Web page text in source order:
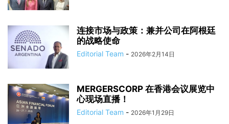
连接市场与政策：兼并公司在阿根廷
的战略使命
Editorial Team - 2026年2月14日
MERGERSCORP 在香港会议展览中
心现场直播！
Editorial Team - 2026年1月29日